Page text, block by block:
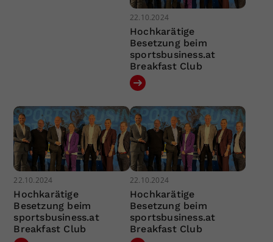
22.10.2024
Hochkarätige
Besetzung beim
sportsbusiness.at
Breakfast Club
22.10.2024
Hochkarätige
Besetzung beim
sportsbusiness.at
Breakfast Club
22.10.2024
Hochkarätige
Besetzung beim
sportsbusiness.at
Breakfast Club